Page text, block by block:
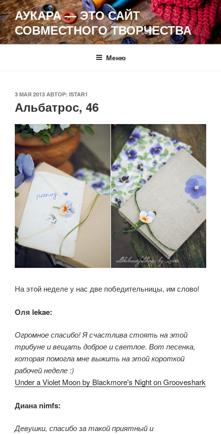
Перейти
к
содержимому
АУКАРА — ЭТО САЙТ
СОВМЕСТНОГО ТВОРЧЕСТВА
Меню
ОПУБЛИКОВАНО
3 МАЯ 2013 АВТОР: ISTAR1
Альбатрос, 46
На этой неделе у нас две победительницы, им слово!
Оля lekae:
Огромное спасибо! Я счастлива стоять на этой
трибуне и вещать доброе и светлое. Вот песенка,
которая помогла мне выжить на этой короткой
рабочей неделе :)
Under a Violet Moon by Blackmore's Night on Grooveshark
Диана nimfs:
Девушки, спасибо за такой приятный и